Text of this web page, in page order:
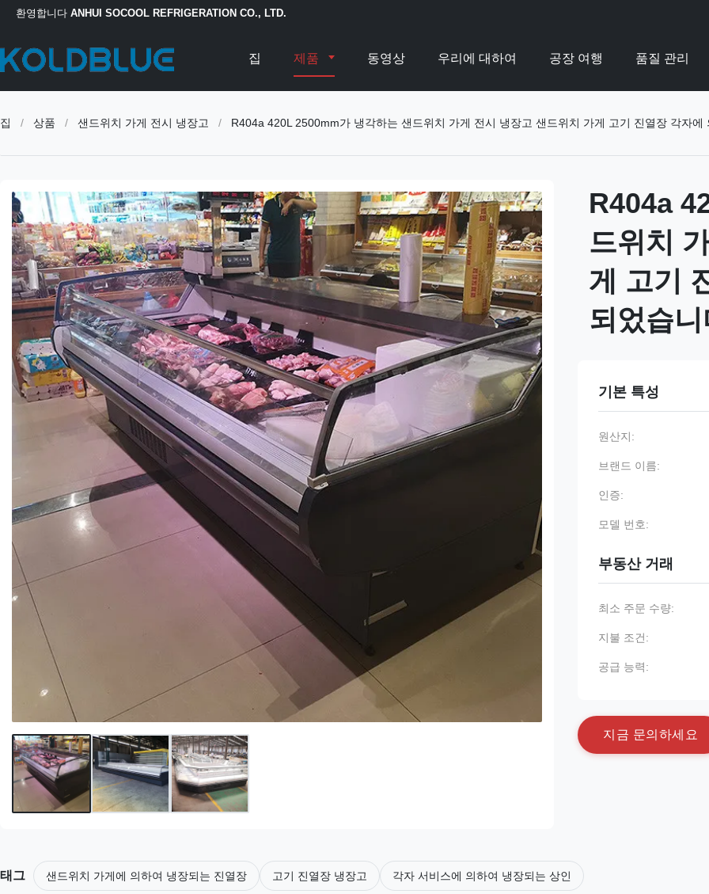
환영합니다 ANHUI SOCOOL REFRIGERATION CO., LTD.
집 제품 동영상 우리에 대하여 공장 여행 품질 관리
집 / 상품 / 샌드위치 가게 전시 냉장고 / R404a 420L 2500mm가 냉각하는 샌드위치 가게 전시 냉장고 샌드위치 가게 고기 진열장 각자에
R404a
드위치
게 고기
되었습
기본 특성
원산지:
브랜드 이름:
인증:
모델 번호:
부동산 거래
최소 주문 수량:
지불 조건:
공급 능력:
지 금 문의 하세 요
태그 샌드위치 가게에 의하여 냉장되는 진열장 고기 진열장 냉장고 각자 서비스에 의하여 냉장되는 상인